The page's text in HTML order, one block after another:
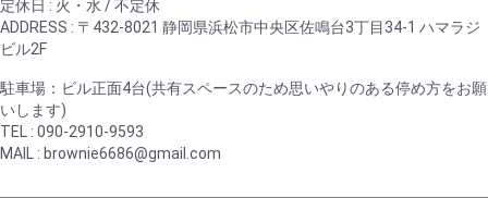
定休日 : 火・水 / 不定休
ADDRESS : 〒432-8021 静岡県浜松市中央区佐鳴台3丁目34-1 ハマラジ
ビル2F
駐車場：ビル正面4台(共有スペースのため思いやりのある停め方をお願
いします)
TEL : 090-2910-9593
MAIL : brownie6686@gmail.com